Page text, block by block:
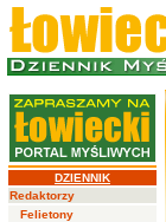
DZIENNIK
Redaktorzy
Felietony